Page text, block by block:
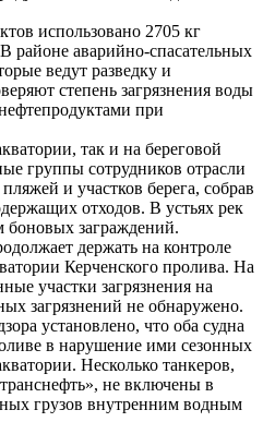
использовано 2705 кг
районе аварийно-спасательных
ведут разведку и
степень загрязнения воды
при
так и на береговой
группы сотрудников отрасли
и участков берега, собрав
отходов. В устьях рек
боновых заграждений.
держать на контроле
Керченского пролива. На
участки загрязнения на
загрязнений не обнаружено.
установлено, что оба судна
в нарушение ими сезонных
Несколько танкеров,
не включены в
грузов внутренним водным